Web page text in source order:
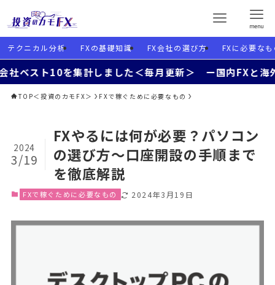
menu
テクニカル分析 FXの基礎知識 FX会社の選び方 FXに必要な
を集計しました＜毎月更新＞ ー国内FXと海外FXを使い
TOP＜投資のカモFX＞ FXで稼ぐために必要なもの
FXやるには何が必要？パソコン
の選び方～口座開設の手順まで
を徹底解説
2024
3/19
FXで稼ぐために必要なもの 2024年3月19日